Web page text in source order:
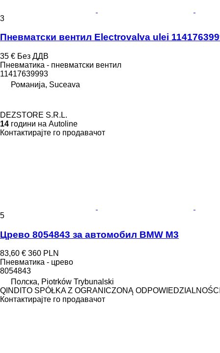
3
Пневматски вентил Electrovalva ulei
35 € Без ДДВ
Пневматика - пневматски вентил
11417639993
Романија, Suceava
DEZSTORE S.R.L.
14 години на Autoline
Контактирајте го продавачот
5
Црево 8054843 за aвтомобил BMW M3
83,60 € 360 PLN
Пневматика - црево
8054843
Полска, Piotrków Trybunalski
QINDITO SPÓŁKA Z OGRANICZONĄ
Контактирајте го продавачот